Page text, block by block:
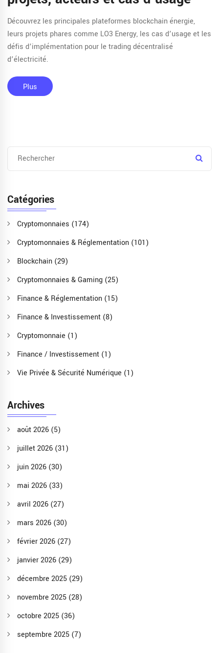
Découvrez les principales plateformes blockchain énergie,
leurs projets phares comme LO3 Energy, les cas d’usage et les
défis d’implémentation pour le trading décentralisé
d’électricité.
Plus
Catégories
Cryptomonnaies (174)
Cryptomonnaies & Réglementation (101)
Blockchain (29)
Cryptomonnaies & Gaming (25)
Finance & Réglementation (15)
Finance & Investissement (8)
Cryptomonnaie (1)
Finance / Investissement (1)
Vie Privée & Sécurité Numérique (1)
Archives
août 2026 (5)
juillet 2026 (31)
juin 2026 (30)
mai 2026 (33)
avril 2026 (27)
mars 2026 (30)
février 2026 (27)
janvier 2026 (29)
décembre 2025 (29)
novembre 2025 (28)
octobre 2025 (36)
septembre 2025 (7)